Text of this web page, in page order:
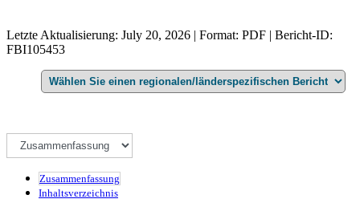
Letzte Aktualisierung: July 20, 2026 | Format: PDF | Bericht-ID:
FBI105453
Zusammenfassung
Inhaltsverzeichnis